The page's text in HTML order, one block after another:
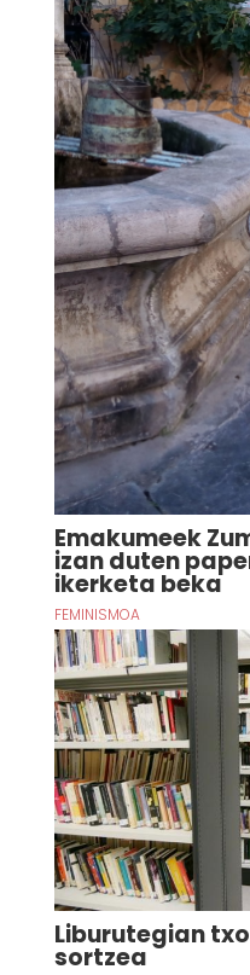
Emakumeek
izan duten
ikerketa beka
FEMINISMOA
Liburutegian
sortzea